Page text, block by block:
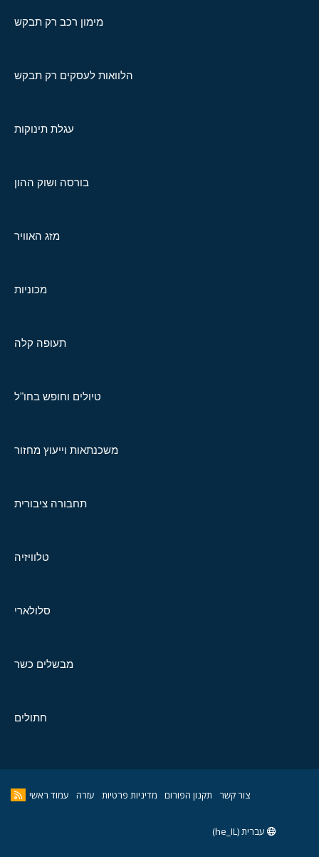
מימון רכב רק תבקש
הלוואות לעסקים רק תבקש
עגלת תינוקות
בורסה ושוק ההון
מזג האוויר
מכוניות
תעופה קלה
טיולים וחופש בחו"ל
משכנתאות וייעוץ מחזור
תחבורה ציבורית
טלוויזיה
סלולארי
מבשלים כשר
חתולים
צור קשר תקנון הפורום מדיניות פרטיות עזרה עמוד ראשי
עברית (he_IL)